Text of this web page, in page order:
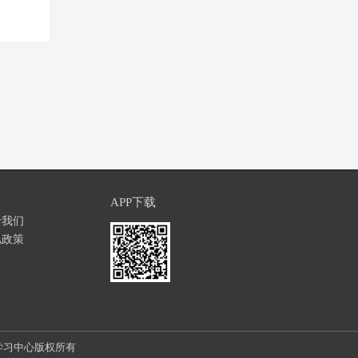
们
策
APP下载
习中心版权所有